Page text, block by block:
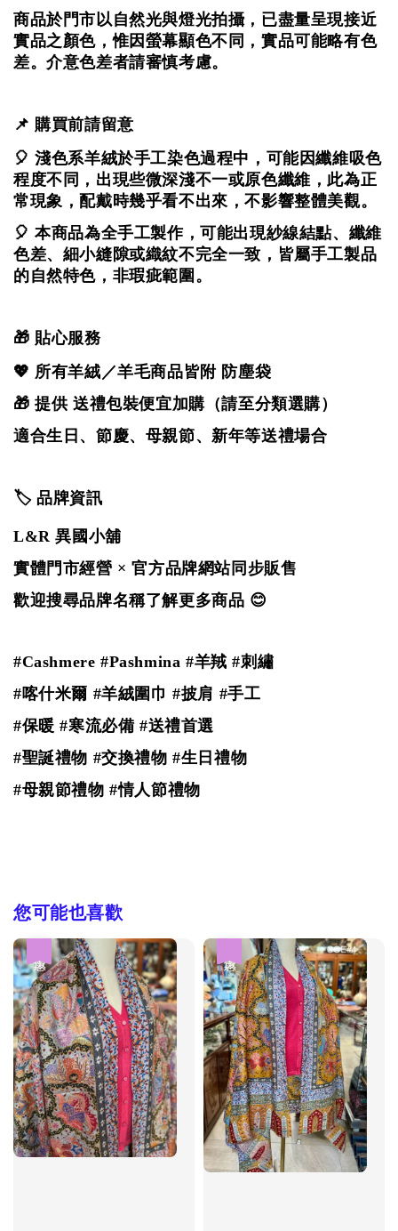
商品於門市以自然光與燈光拍攝， 已盡量呈現接近
實品之顏色，惟因螢幕顯色不同，實品可能略有色
差。介意色差者請審慎考慮。
📌 購買前請留意
🎈 淺色系羊絨於手工染色過程中，可能因纖維吸色
程度不同，出現些微深淺不一或原色纖維，此為正
常現象，配戴時幾乎看不出來，不影響整體美觀。
🎈 本商品為全手工製作，可能出現紗線結點、纖維
色差、細小縫隙或織紋不完全一致， 皆屬手工製品
的自然特色，非瑕疵範圍。
🎁 貼心服務
💖 所有羊絨／羊毛商品皆附 防塵袋
🎁 提供 送禮包裝便宜加購（請至分類選購）
適合生日、節慶、母親節、新年等送禮場合
🏷️ 品牌資訊
L&R 異國小舖
實體門市經營 × 官方品牌網站同步販售
歡迎搜尋品牌名稱了解更多商品 😊
#Cashmere #Pashmina #羊羢#刺繡
#喀什米爾 #羊絨圍巾 #披肩 #手工
#保暖 #寒流必備 #送禮首選
#聖誕禮物 #交換禮物 #生日禮物
#母親節禮物 #情人節禮物
您可能也喜歡